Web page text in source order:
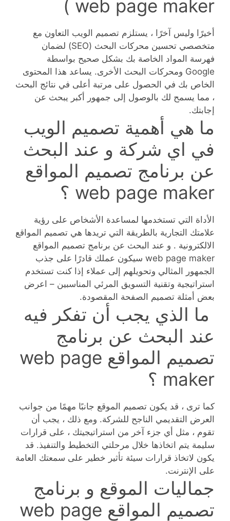
web page maker )
أخيرًا وليس آخرًا ، يستلزم تصميم الويب التعاون مع
متخصصي تحسين محركات البحث (SEO) لضمان
فهرسة المواد الخاصة بك بشكل صحيح بواسطة
Google ومحركات البحث الأخرى. يساعد هذا المحتوى
الخاص بك في الحصول على مرتبة أعلى في نتائج البحث
، مما يسمح لك بالوصول إلى جمهور أكبر يبحث عن
إجابتك.
ما هي أهمية تصميم الويب
في اي شركة و عند البحث
عن برنامج تصميم المواقع
web page maker ؟
الأداة التي تستخدمها لمساعدة الأشخاص على رؤية
علامتك التجارية بالطريقة التي تريدها هي تصميم المواقع
الالكترونية . و عند البحث عن برنامج تصميم المواقع
web page maker سيكون عملك قادرًا على جذب
الجمهور المثالي وتحويلهم إلى عملاء إذا كنت تستخدم
استراتيجية وتقنية التسويق المرئي المناسبين – اعرض
بعض أمثلة تصميم الصفحة المقصودة.
ما الذي يجب أن تفكر فيه
عند البحث عن برنامج
تصميم المواقع web page
maker ؟
كما ترى ، قد يكون تصميم الموقع جانبًا مهمًا من جوانب
العرض التقديمي الناجح للشركة. ومع ذلك ، يجب أن
تقوم ، مثل أي جزء آخر من استراتيجيتك ، على قرارات
سليمة يتم اتخاذها خلال مرحلتي التخطيط والتنفيذ. قد
يكون لاتخاذ قرارات سيئة تأثير خطير على سمعتك العامة
على الإنترنت.
جماليات الموقع و برنامج
تصميم المواقع web page